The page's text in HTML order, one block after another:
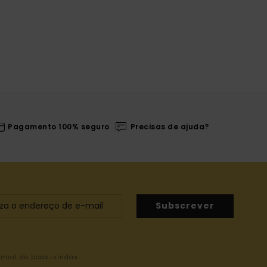
Pagamento 100% seguro Precisas de ajuda?
Subscrever
de boas-vindas